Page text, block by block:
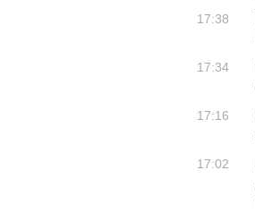
17:38
17:34
17:16
17:02